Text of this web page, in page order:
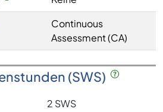
Continuous
Assessment (CA)
(SWS)
2 SWS